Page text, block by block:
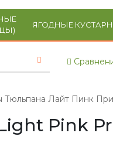
ЯГОДНЫЕ
Тюльпана Лайт Пинк
Pink